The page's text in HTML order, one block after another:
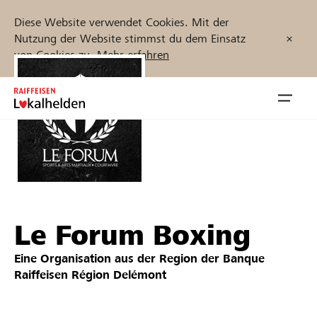
Diese Website verwendet Cookies. Mit der
Nutzung der Website stimmst du dem Einsatz
von Cookies zu.Mehr erfahren
Zum
Inhalt
springen
Unterstützen
Projekte und Organisationen finden
Jetzt starten
Le Forum Boxing
Eine Organisation aus der Region der Banque
Raiffeisen Région Delémont